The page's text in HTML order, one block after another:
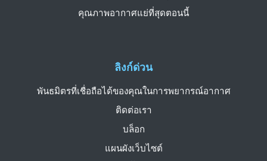
ลิงก์ด่วน
พันธมิตรที่เชื่อถือได้ของคุณในการพยากรณ์อากาศ
ติดต่อเรา
บล็อก
แผนผังเว็บไซต์
คุณภาพอากาศแย่ที่สุดตอนนี้